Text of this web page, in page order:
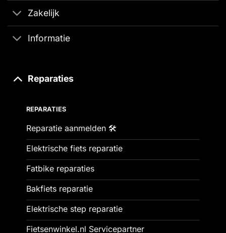
Zakelijk
Informatie
Reparaties
REPARATIES
Reparatie aanmelden 🛠️
Elektrische fiets reparatie
Fatbike reparaties
Bakfiets reparatie
Elektrische step reparatie
Fietsenwinkel.nl Servicepartner